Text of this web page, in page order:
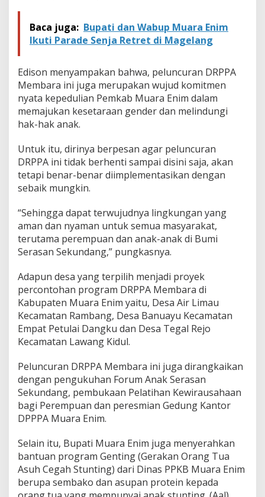
b
a
r
Baca juga: Bupati dan Wabup Muara Enim
Ikuti Parade Senja Retret di Magelang
Edison menyampakan bahwa, peluncuran DRPPA
Membara ini juga merupakan wujud komitmen
nyata kepedulian Pemkab Muara Enim dalam
memajukan kesetaraan gender dan melindungi
hak-hak anak.
Untuk itu, dirinya berpesan agar peluncuran
DRPPA ini tidak berhenti sampai disini saja, akan
tetapi benar-benar diimplementasikan dengan
sebaik mungkin.
“Sehingga dapat terwujudnya lingkungan yang
aman dan nyaman untuk semua masyarakat,
terutama perempuan dan anak-anak di Bumi
Serasan Sekundang,” pungkasnya.
Adapun desa yang terpilih menjadi proyek
percontohan program DRPPA Membara di
Kabupaten Muara Enim yaitu, Desa Air Limau
Kecamatan Rambang, Desa Banuayu Kecamatan
Empat Petulai Dangku dan Desa Tegal Rejo
Kecamatan Lawang Kidul.
Peluncuran DRPPA Membara ini juga dirangkaikan
dengan pengukuhan Forum Anak Serasan
Sekundang, pembukaan Pelatihan Kewirausahaan
bagi Perempuan dan peresmian Gedung Kantor
DPPPA Muara Enim.
Selain itu, Bupati Muara Enim juga menyerahkan
bantuan program Genting (Gerakan Orang Tua
Asuh Cegah Stunting) dari Dinas PPKB Muara Enim
berupa sembako dan asupan protein kepada